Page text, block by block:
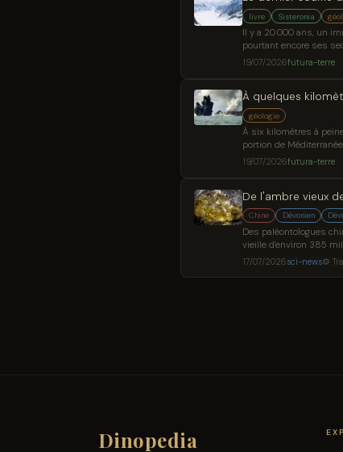
livre Sisteronia
Il y a 20 000 ans, un
pourtant encore ses
19/07/2026futura-terre
À quelques
géologie
À six kilomètres à
portion de
19/07/2026futura-terre
De l'ambre vieux
Chine Dévonien
Des paléontologues
vieille d'environ 385
L'article Ambre vieux
17/07/2026sci-news⚙
Dinopedia